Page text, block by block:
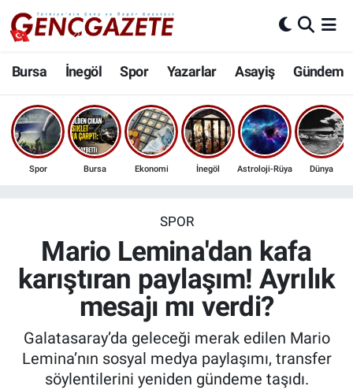
Bursa İnegöl Spor Yazarlar Asayiş Gündem
Spor Bursa Ekonomi İnegöl Astroloji-Rüya Dünya
SPOR
Mario Lemina'dan kafa
karıştıran paylaşım! Ayrılık
mesajı mı verdi?
Galatasaray’da geleceği merak edilen Mario
Lemina’nın sosyal medya paylaşımı, transfer
söylentilerini yeniden gündeme taşıdı.
Bursa
İnegöl
3.SAYFA
Ekonomi
Güncel
İnanç
Kadın & Aile
Nöbetçi Eczaneler
Hava Durumu
Trafik Durumu
Son Dakika Haberleri
Haber Arşivi